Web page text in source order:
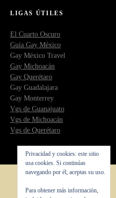
LIGAS ÚTILES
El Cuarto Oscuro
Guía Gay México
Gay México Travel
Gay Michoacán
Gay Querétaro
Gay Guadalajara
Gay Monterrey
Vgs de Guanajuato
Vgs de Michoacán
Vgs de Querétaro
Privacidad y cookies: este sitio
usa cookies. Si continúas
navegando por él, aceptas su uso.
Para obtener más información,
Inicio Quienes somos